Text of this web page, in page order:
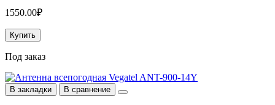
1550.00₽
Купить
Под заказ
В закладки В сравнение